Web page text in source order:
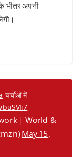
भीतर अपनी
चर्चाओं में
| World &
May 15,